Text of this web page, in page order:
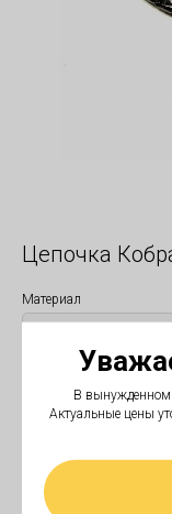
В вынужденном
Актуальные цены
Цепочка
Материал
Размер: 3 мм * 55 см